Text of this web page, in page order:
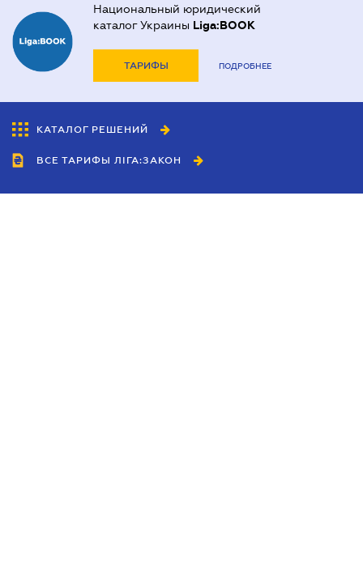
Национальный юридический
каталог Украины Liga:BOOK
ТАРИФЫ ПОДРОБНЕЕ
КАТАЛОГ РЕШЕНИЙ
ВСЕ ТАРИФЫ ЛІГА:ЗАКОН